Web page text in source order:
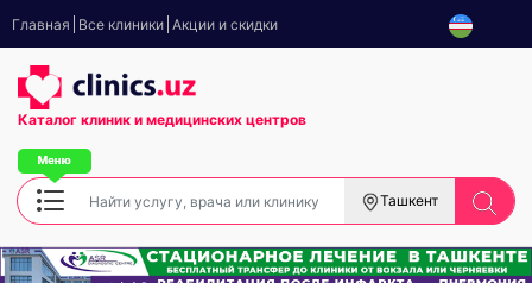
Главная Все клиники Акции и скидки
Каталог клиник и медицинских центров
Ташкент